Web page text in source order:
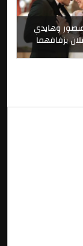
وهايدي
بزفافهما